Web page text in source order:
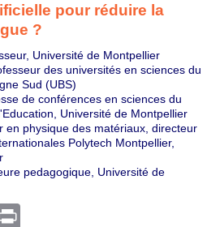
pour réduire la
?
Université de Montpellier
des universités en sciences du
Sud (UBS)
de conférences en sciences du
Université de Montpellier
en physique des matériaux, directeur
Polytech Montpellier,
pedagogique, Université de